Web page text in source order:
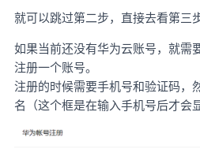
就可以跳过第二步，直接去看第三
如果当前还没有华为云账号，就需
注册一个账号。
注册的时候需要手机号和验证码，
名（这个框是在输入手机号后才会